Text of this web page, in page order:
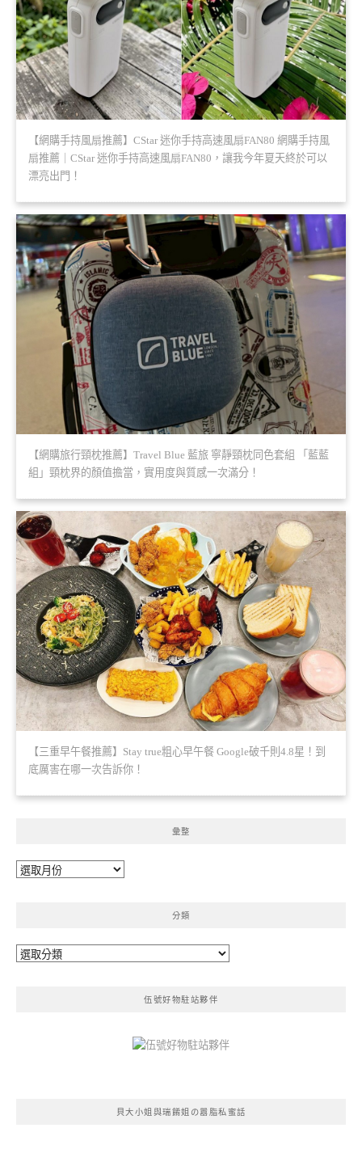
【網購手持風扇推薦】CStar 迷你手持高速風扇FAN80 網購手持風
扇推薦｜CStar 迷你手持高速風扇FAN80，讓我今年夏天終於可以
漂亮出門！
【網購旅行頸枕推薦】Travel Blue 藍旅 寧靜頸枕同色套組 「藍藍
組」頸枕界的顏值擔當，實用度與質感一次滿分！
【三重早午餐推薦】Stay true粗心早午餐 Google破千則4.8星！到
底厲害在哪一次告訴你！
彙整
彙
分類
分
伍號好物駐站夥伴
貝大小姐與瑞餚姐の囂脂私蜜話